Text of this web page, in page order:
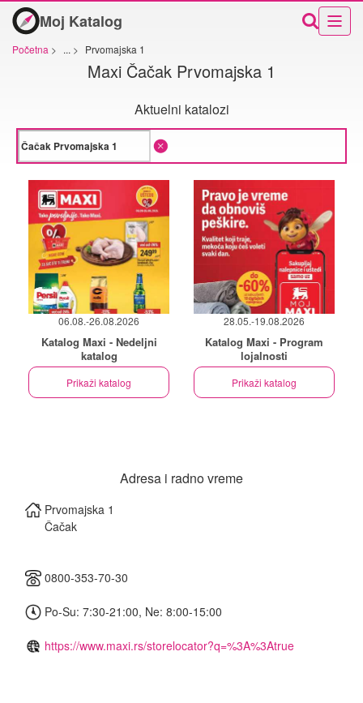
Moj Katalog
Početna > ... > Prvomajska 1
Maxi Čačak Prvomajska 1
Aktuelni katalozi
06.08.-26.08.2026
Katalog Maxi - Nedeljni
katalog
Prikaži katalog
28.05.-19.08.2026
Katalog Maxi - Program
lojalnosti
Prikaži katalog
Adresa i radno vreme
Prvomajska 1
Čačak
0800-353-70-30
Po-Su: 7:30-21:00, Ne: 8:00-15:00
https://www.maxi.rs/storelocator?q=%3A%3Atrue